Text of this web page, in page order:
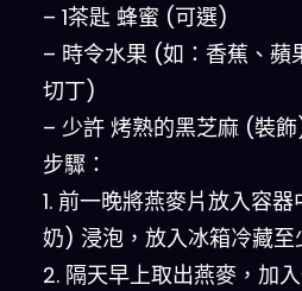
– 1茶匙 蜂蜜 (可選)
– 時令水果 (如：香蕉、蘋
切丁)
– 少許 烤熟的黑芝麻 (裝
步驟：
1. 前一晚將燕麥片放入容
奶) 浸泡，放入冰箱冷藏至
2. 隔天早上取出燕麥，加